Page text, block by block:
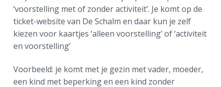
‘voorstelling met of zonder activiteit’. Je komt op de
ticket-website van De Schalm en daar kun je zelf
kiezen voor kaartjes ‘alleen voorstelling’ of ‘activiteit
en voorstelling’
Voorbeeld: je komt met je gezin met vader, moeder,
een kind met beperking en een kind zonder